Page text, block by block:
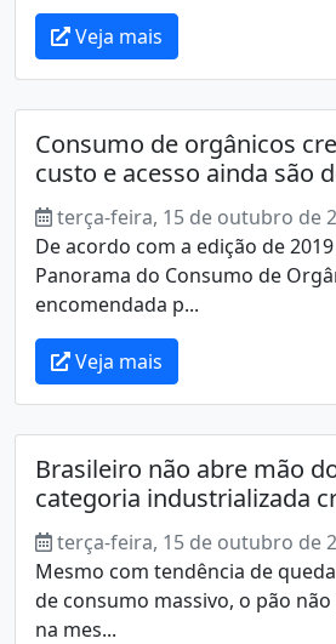
Veja mais
Consumo de orgânicos
custo e acesso ainda são
terça-feira, 15 de outubro de
De acordo com a edição de
Panorama do Consumo de
encomendada p...
Veja mais
Brasileiro não abre mão
categoria industrializada
terça-feira, 15 de outubro de
Mesmo com tendência de
de consumo massivo, o pão
na mes...